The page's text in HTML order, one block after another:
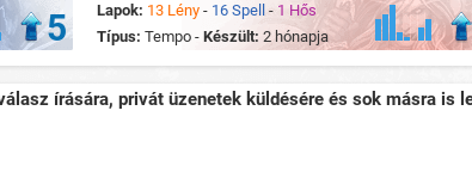
5 Lapok: 13 Lény - 16 Spell - 1 Hős
Típus: Tempo - Készült: 2 hónapja
írására, privát üzenetek küldésére és sok másra